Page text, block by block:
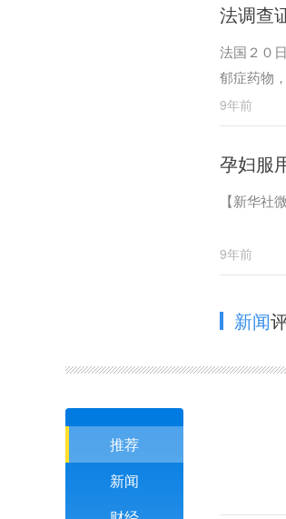
法调查
法国２０
郁症药物
9年前
孕妇服
【新华社
9年前
新闻
推荐
新闻